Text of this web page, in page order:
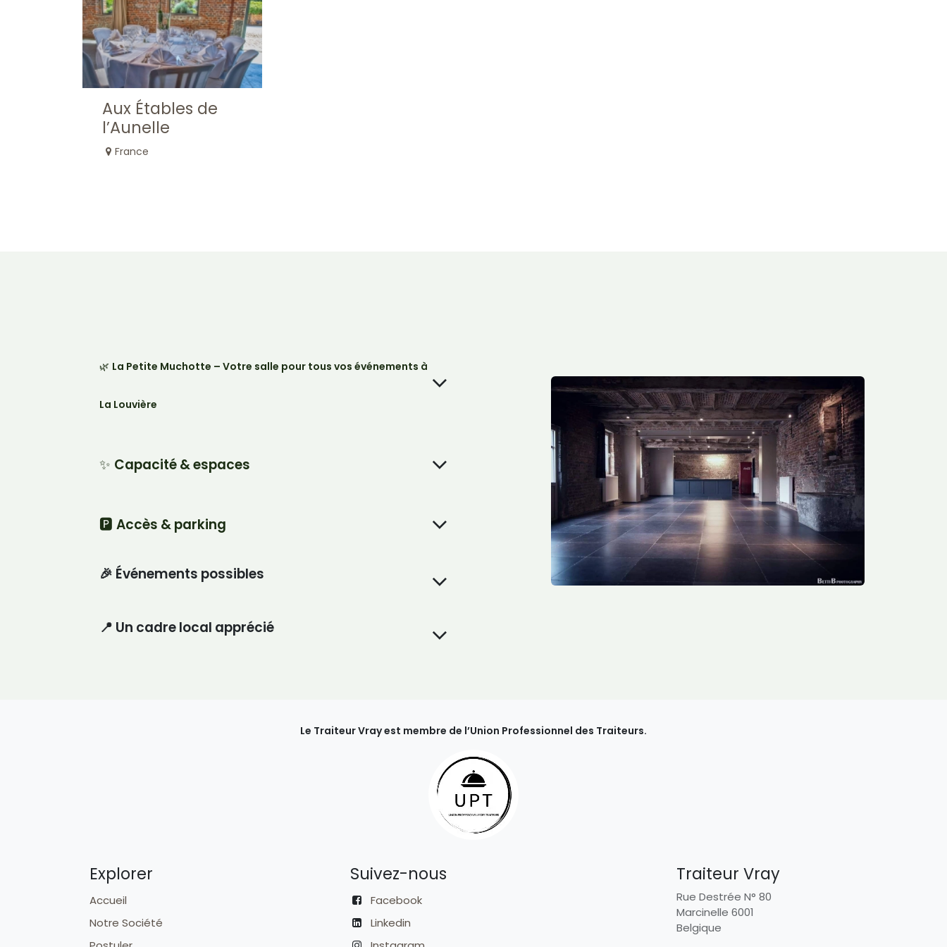
Aux Étables de
l’Aunelle
France
🌿 La Petite Muchotte – Votre salle pour tous vos événements à
La Louvière
✨ Capacité & espaces
🅿️ Accès & parking
🎉 Événements possibles
📍 Un cadre local apprécié
Le Traiteur Vray est membre de l’Union Professionnel des Traiteurs.
Suivez-nous
Facebook
Linkedin
Traiteur Vray
Rue Destrée N° 80
Marcinelle 6001
Belgique
Explorer
Accueil
Notre Société